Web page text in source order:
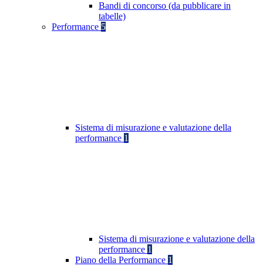
Bandi di concorso (da pubblicare in
tabelle)
Performance 5
Sistema di misurazione e valutazione della
performance 1
Sistema di misurazione e valutazione della
performance 1
Piano della Performance 1